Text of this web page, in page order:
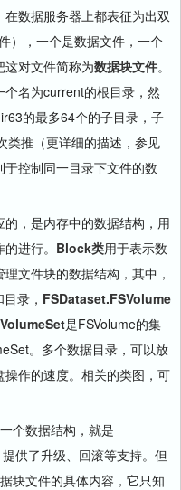
数据服务器上都表征为出双
），一个是数据文件，一个
对文件简称为数据块文件。
个名为current的根目录，然
的最多64个的子目录，子
类推（更详细的描述，参见
控制同一目录下文件的数
，是内存中的数据结构，用
进行。 Block类用于表示数
文件块的数据结构，其中，
录， FSDataset.FSVolume
是FSVolume的集
。多个数据目录，可以放
作的速度。相关的类图，可
个数据结构，就是
供了升级、回滚等支持。但
块文件的具体内容，它只知